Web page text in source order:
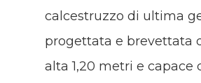
calcestruzzo di ultima
progettata e brevettata
alta 1,20 metri e capace